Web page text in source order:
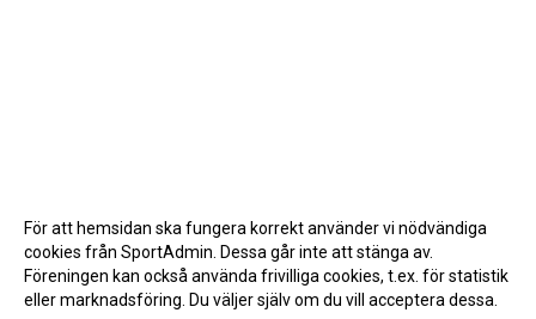
För att hemsidan ska fungera korrekt använder vi nödvändiga
cookies från SportAdmin. Dessa går inte att stänga av.
Föreningen kan också använda frivilliga cookies, t.ex. för statistik
eller marknadsföring. Du väljer själv om du vill acceptera dessa.